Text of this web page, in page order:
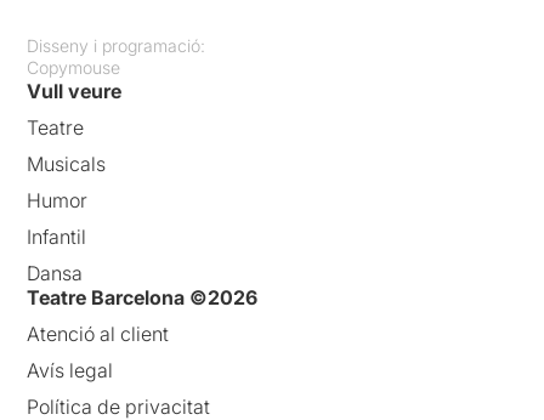
Disseny i programació:
Copymouse
Vull veure
Teatre
Musicals
Humor
Infantil
Dansa
Teatre Barcelona ©2026
Atenció al client
Avís legal
Política de privacitat